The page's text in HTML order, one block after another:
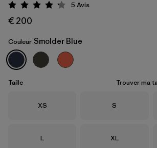
Smolder Blue
Évaluation: 4.2 / 5
5 Avis
€ 200
Couleur Smolder Blue
Taille Trouver ma
Taille
XS Taille
S
Taille
L Taille
XL